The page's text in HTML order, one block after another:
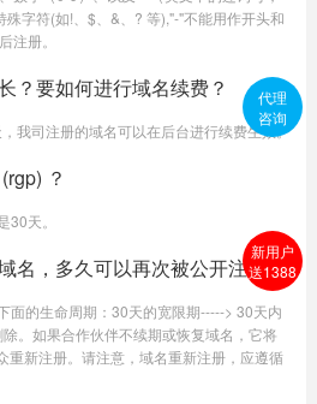
字符(如!、$、&、? 等),"-"不能用作开头和
注册。
？要如何进行域名续费？
我司注册的域名可以在后台进行续费生效。
？
天。
名，多久可以再次被公开注册？
面的生命周期：30天的宽限期-----> 30天内
。如果合作伙伴不续期或恢复域名，它将
重新注册。请注意，域名重新注册，应遵循
代理
咨询
新用户
送1388